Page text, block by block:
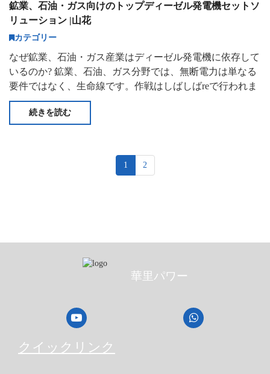
鉱業、石油・ガス向けのトップディーゼル発電機セットソ
リューション |山花
カテゴリー
なぜ鉱業、石油・ガス産業はディーゼル発電機に依存して
いるのか? 鉱業、石油、ガス分野では、無断電力は単なる
要件ではなく、生命線です。作戦はしばしばreで行われま
す
続きを読む
1 2
華里パワー
クイックリンク